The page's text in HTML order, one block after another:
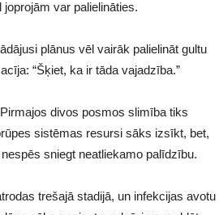
var palielināties.
plānus vēl vairāk palielināt gultu
“Šķiet, ka ir tāda vajadzība.”
divos posmos slimība tiks
sistēmas resursi sāks izsīkt, bet,
sniegt neatliekamo palīdzību.
trešajā stadijā, un infekcijas avotu